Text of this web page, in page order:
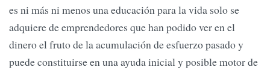
es ni más ni menos una educación para la vida solo se
adquiere de emprendedores que han podido ver en el
dinero el fruto de la acumulación de esfuerzo pasado y
puede constituirse en una ayuda inicial y posible motor de